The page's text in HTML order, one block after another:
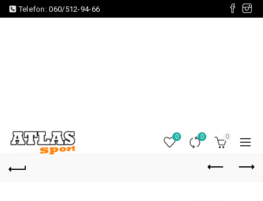
Telefon:060/512-94-66
0 0 0